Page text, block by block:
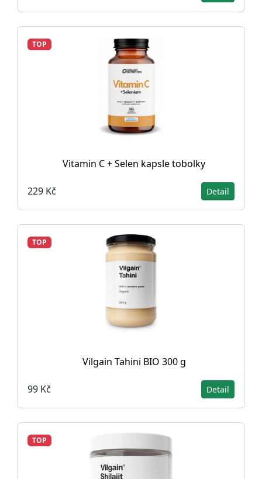
TOP
Vitamin C + Selen kapsle tobolky
229 Kč Detail
TOP
Vilgain Tahini BIO 300 g
99 Kč Detail
TOP